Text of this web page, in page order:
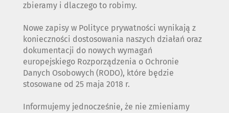
zbieramy i dlaczego to robimy.
Nowe zapisy w Polityce prywatności wynikają z
konieczności dostosowania naszych działań oraz
dokumentacji do nowych wymagań
europejskiego Rozporządzenia o Ochronie
Danych Osobowych (RODO), które będzie
stosowane od 25 maja 2018 r.
Informujemy jednocześnie, że nie zmieniamy